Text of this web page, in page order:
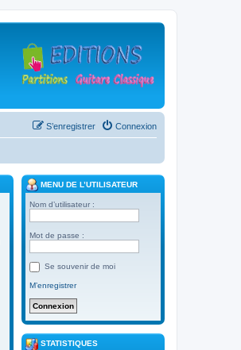
Connexion
S’enregistrer
MENU DE L’UTILISATEUR
Nom d’utilisateur :
Mot de passe :
Se souvenir de moi
M’enregistrer
STATISTIQUES